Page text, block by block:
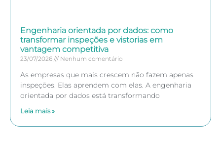
Engenharia orientada por dados: como
transformar inspeções e vistorias em
vantagem competitiva
23/07/2026 Nenhum comentário
As empresas que mais crescem não fazem apenas
inspeções. Elas aprendem com elas. A engenharia
orientada por dados está transformando
Leia mais »